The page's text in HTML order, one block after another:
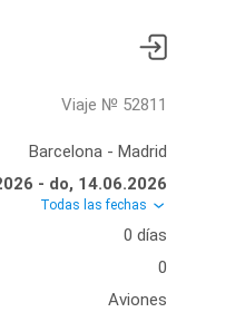
Viaje № 52811
Barcelona - Madrid
- do, 14.06.2026
Todas las fechas
0 días
0
Aviones